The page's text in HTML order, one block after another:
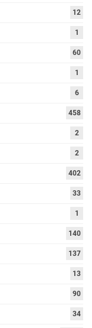
12
1
60
1
6
458
2
2
402
33
1
140
137
13
90
34